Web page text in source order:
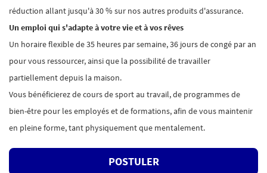
réduction allant jusqu'à 30 % sur nos autres produits d'assurance.
Un emploi qui s'adapte à votre vie et à vos rêves
Un horaire flexible de 35 heures par semaine, 36 jours de congé par an
pour vous ressourcer, ainsi que la possibilité de travailler
partiellement depuis la maison.
Vous bénéficierez de cours de sport au travail, de programmes de
bien-être pour les employés et de formations, afin de vous maintenir
en pleine forme, tant physiquement que mentalement.
POSTULER